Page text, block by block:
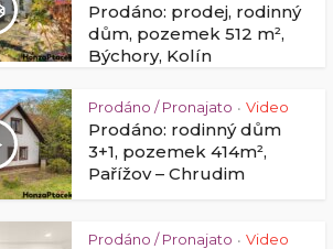
Prodáno: prodej, rodinný
dům, pozemek 512 m²,
Býchory, Kolín
Prodáno / Pronajato • Video
Prodáno: rodinný dům
3+1, pozemek 414m²,
Pařížov – Chrudim
Prodáno / Pronajato • Video